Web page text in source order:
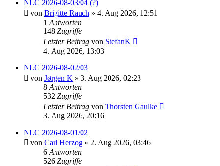
NLC 2026-08-03/04 (?)
von Brigitte Rauch » 4. Aug 2026, 12:51
1 Antworten
148 Zugriffe
Letzter Beitrag von StefanK
4. Aug 2026, 13:03
NLC 2026-08-02/03
von Jørgen K » 3. Aug 2026, 02:23
8 Antworten
532 Zugriffe
Letzter Beitrag von Thorsten Gaulke
3. Aug 2026, 20:16
NLC 2026-08-01/02
von Carl Herzog » 2. Aug 2026, 03:46
6 Antworten
526 Zugriffe